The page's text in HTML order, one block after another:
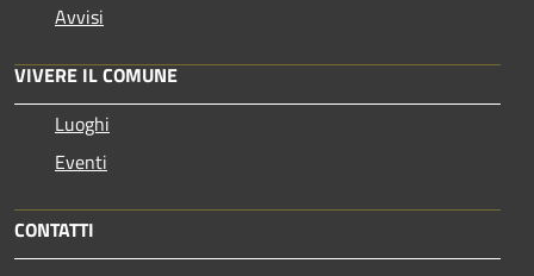
Avvisi
VIVERE IL COMUNE
Luoghi
Eventi
CONTATTI